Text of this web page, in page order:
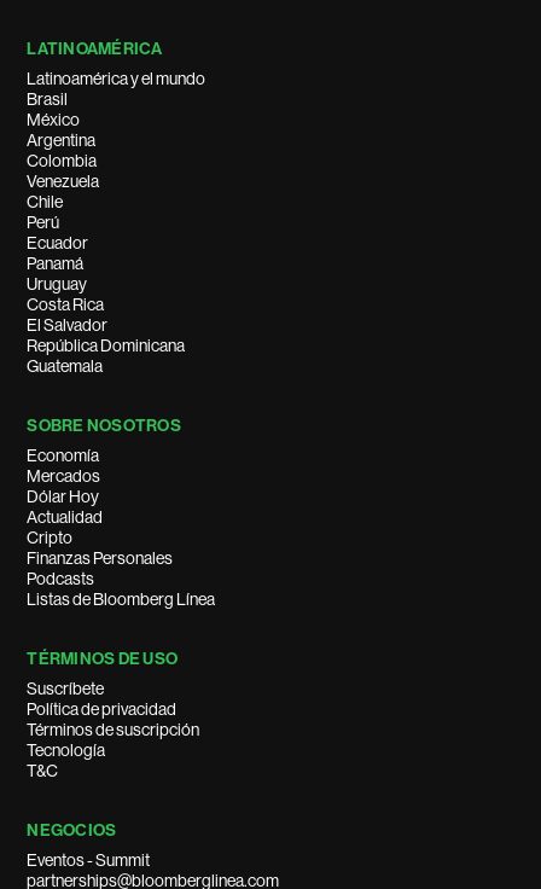
LATINOAMÉRICA
Latinoamérica y el mundo
Brasil
México
Argentina
Colombia
Venezuela
Chile
Perú
Ecuador
Panamá
Uruguay
Costa Rica
El Salvador
República Dominicana
Guatemala
SOBRE NOSOTROS
Economía
Mercados
Dólar Hoy
Actualidad
Cripto
Finanzas Personales
Podcasts
Listas de Bloomberg Línea
TÉRMINOS DE USO
Suscríbete
Política de privacidad
Términos de suscripción
Tecnología
T&C
NEGOCIOS
Eventos - Summit
partnerships@bloomberglinea.com